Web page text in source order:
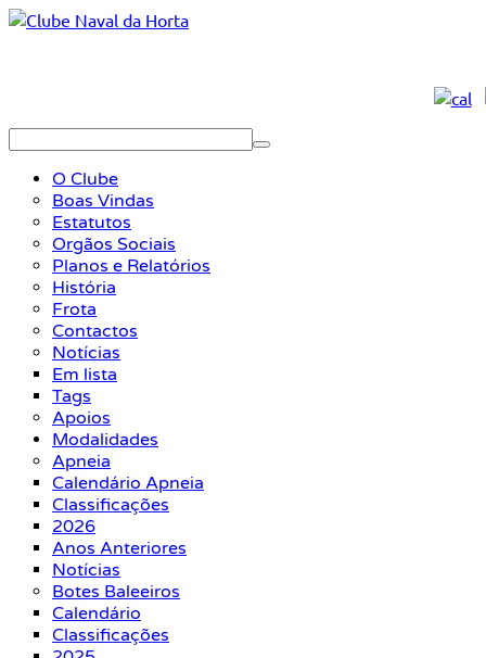
O Clube
Boas Vindas
Estatutos
Orgãos Sociais
Planos e Relatórios
História
Frota
Contactos
Notícias
Em lista
Tags
Apoios
Modalidades
Apneia
Calendário Apneia
Classificações
2026
Anos Anteriores
Notícias
Botes Baleeiros
Calendário
Classificações